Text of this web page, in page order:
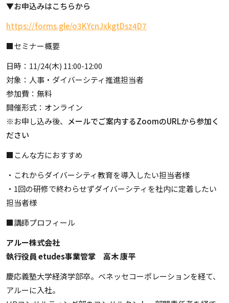
▼お申込みはこちらから
https://forms.gle/o3KYcnJxkgtDsz4D7
■セミナー概要
日時：11/24(木) 11:00-12:00
対象：人事・ダイバーシティ推進担当者
参加費：無料
開催形式：オンライン
※お申し込み後、 メールでご案内するZoomのURLから参加く
ださい
■こんな方におすすめ
・これからダイバーシティ教育を導入したい担当者様
・1回の研修で終わらせずダイバーシティを社内に定着したい
担当者様
■講師プロフィール
アルー株式会社
執行役員 etudes事業管掌 高木 康平
慶応義塾大学経済学部卒。ベネッセコーポレーションを経て、
アルーに入社。